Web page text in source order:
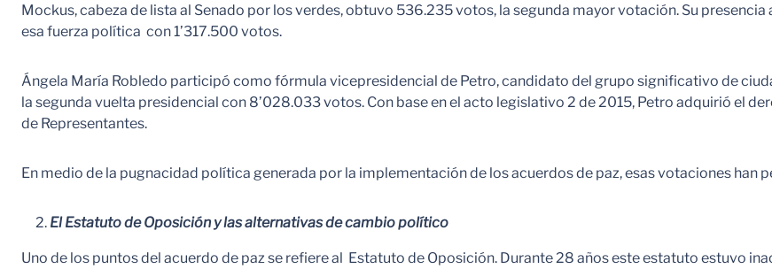
Mockus, cabeza de lista al Senado por los verdes, obtuvo 536.235 votos, la segunda mayor votación. Su
esa fuerza política con 1’317.500 votos.
Ángela María Robledo participó como fórmula vicepresidencial de Petro, candidato del grupo significativo de
la segunda vuelta presidencial con 8’028.033 votos. Con base en el acto legislativo 2 de 2015, Petro adquirió el
de Representantes.
En medio de la pugnacidad política generada por la implementación de los acuerdos de paz, esas votaciones
El Estatuto de Oposición y las alternativas de cambio político
Uno de los puntos del acuerdo de paz se refiere al Estatuto de Oposición. Durante 28 años este estatuto estuvo